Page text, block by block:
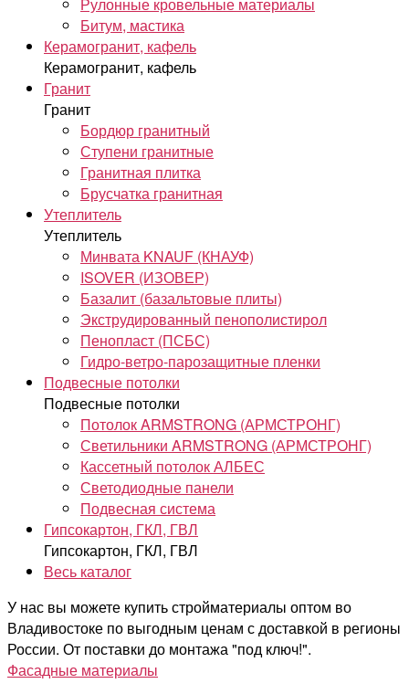
Битум, мастика
Керамогранит, кафель
Керамогранит, кафель
Гранит
Гранит
Бордюр гранитный
Ступени гранитные
Гранитная плитка
Брусчатка гранитная
Утеплитель
Утеплитель
Минвата KNAUF (КНАУФ)
ISOVER (ИЗОВЕР)
Базалит (базальтовые плиты)
Экструдированный пенополистирол
Пенопласт (ПСБС)
Гидро-ветро-парозащитные пленки
Подвесные потолки
Подвесные потолки
Потолок ARMSTRONG (АРМСТРОНГ)
Светильники ARMSTRONG (АРМСТРОНГ)
Кассетный потолок АЛБЕС
Светодиодные панели
Подвесная система
Гипсокартон, ГКЛ, ГВЛ
Гипсокартон, ГКЛ, ГВЛ
Весь каталог
У нас вы можете купить стройматериалы оптом во
Владивостоке по выгодным ценам с доставкой в регионы
России. От поставки до монтажа "под ключ!".
Фасадные материалы